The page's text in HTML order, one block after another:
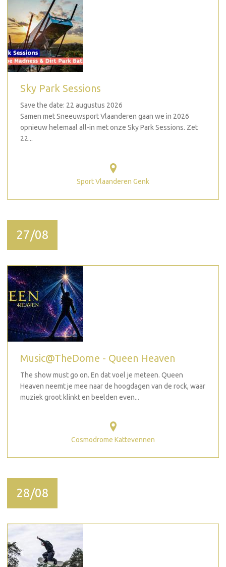
Sky Park Sessions
Save the date: 22 augustus 2026
Samen met Sneeuwsport Vlaanderen gaan we in 2026
opnieuw helemaal all-in met onze Sky Park Sessions. Zet
22...
Sport Vlaanderen Genk
27/08
Music@TheDome - Queen Heaven
The show must go on. En dat voel je meteen. Queen
Heaven neemt je mee naar de hoogdagen van de rock, waar
muziek groot klinkt en beelden even...
Cosmodrome Kattevennen
28/08